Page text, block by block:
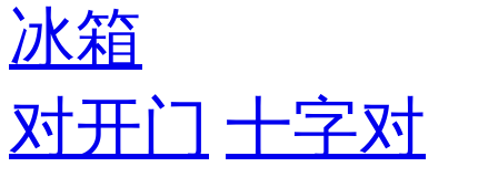
冰箱
对开门 十字对